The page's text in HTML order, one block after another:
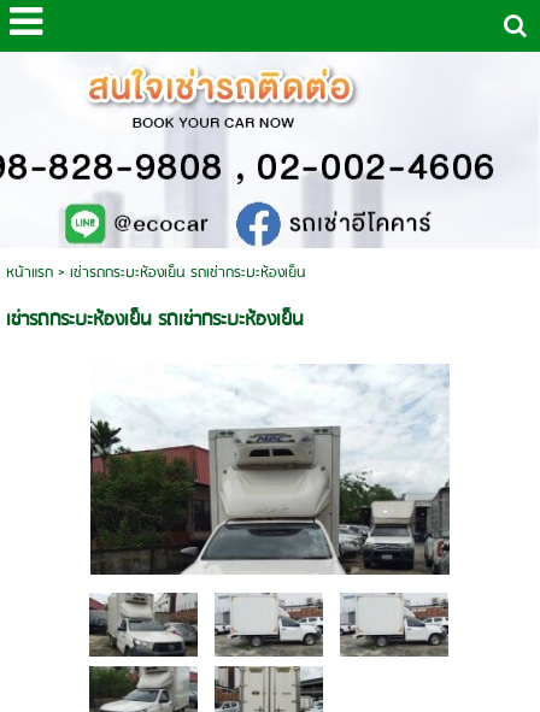
หน้าแรก> เช่ารถกระบะห้องเย็น รถเช่ากระบะห้องเย็น
เช่ารถกระบะห้องเย็น รถเช่ากระบะห้องเย็น